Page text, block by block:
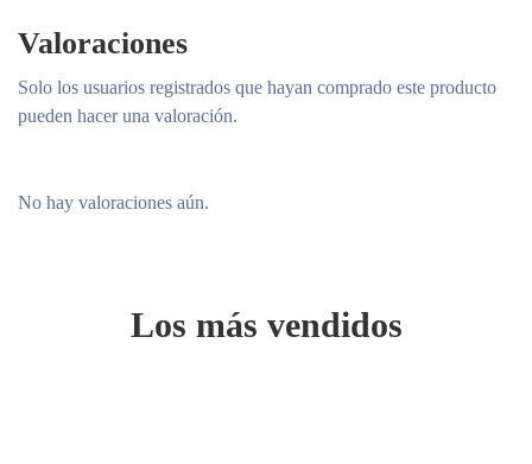
Valoraciones
No hay valoraciones aún.
Solo los usuarios registrados que hayan comprado este producto
pueden hacer una valoración.
Los más vendidos